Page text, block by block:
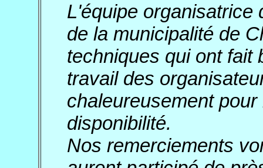
L'équipe organisatrice
de la municipalité de
techniques qui ont fait
travail des
chaleureusement
disponibilité.
Nos remerciements